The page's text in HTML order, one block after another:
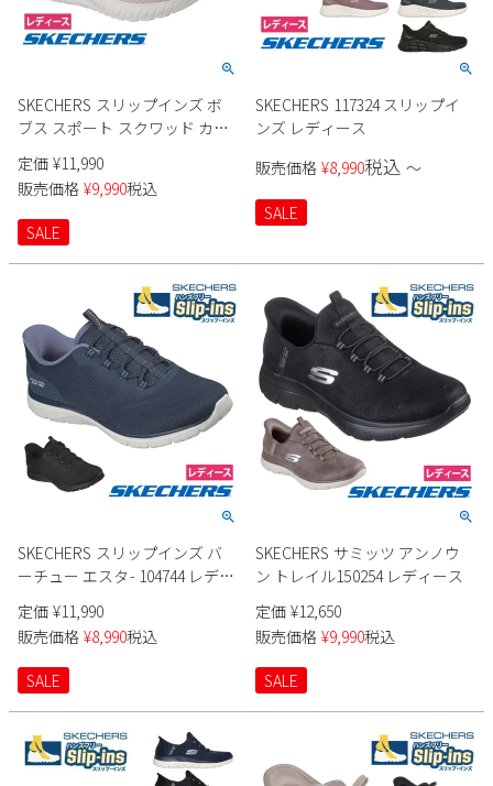
SKECHERS スリップインズ ボ
ブス スポート スクワッド カオ
ス 117499 レディース
定価 ¥11,990
販売価格 ¥9,990税込
SALE
SKECHERS 117324 スリップイ
ンズ レディース
販売価格 ¥8,990税込 〜
SALE
SKECHERS スリップインズ バ
ーチュー エスタ- 104744 レディ
ース
定価 ¥11,990
販売価格 ¥8,990税込
SALE
SKECHERS サミッツ アンノウ
ン トレイル150254 レディース
定価 ¥12,650
販売価格 ¥9,990税込
SALE